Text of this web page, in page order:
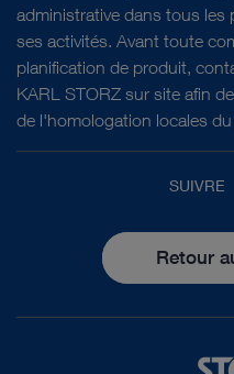
administrative dans tous les
ses activités. Avant toute
planification de produit,
KARL STORZ sur site afin
de l'homologation locales
SUIVRE
Retour